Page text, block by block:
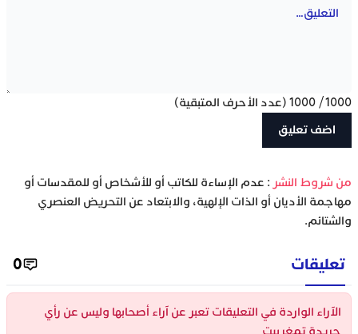
1000
/
1000 (عدد الأحرف المتبقية)
‫من شروط النشر : عدم الإساءة للكاتب أو للأشخاص أو للمقدسات أو
مهاجمة الأديان أو الذات الإلهية، والابتعاد عن التحريض العنصري
والشتائم.
تعليقات 0
الآراء الواردة في التعليقات تعبر عن آراء أصحابها وليس عن رأي